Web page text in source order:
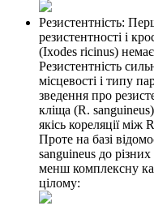
Резистентність:
резистентності і
(Ixodes ricinus)
Резистентність
місцевості і типу
зведення про
кліща (R.
якісь кореляції між
Проте на базі
sanguineus до
менш комплексну
цілому: